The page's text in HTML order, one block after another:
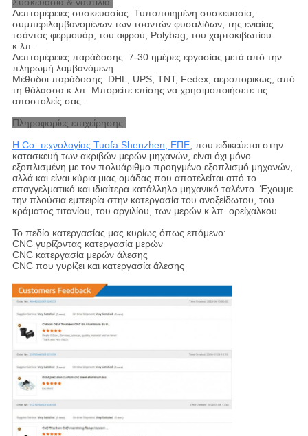
Συσκευασία & ναυτιλία:
Λεπτομέρειες συσκευασίας: Τυποποιημένη συσκευασία,
συμπεριλαμβανομένων των τσαντών φυσαλίδων, της ενιαίας
τσάντας φερμουάρ, του αφρού, Polybag, του χαρτοκιβωτίου
κ.λπ.
Λεπτομέρειες παράδοσης: 7-30 ημέρες εργασίας μετά από την
πληρωμή λαμβανόμενη.
Μέθοδοι παράδοσης: DHL, UPS, TNT, Fedex, αεροπορικώς, από
τη θάλασσα κ.λπ. Μπορείτε επίσης να χρησιμοποιήσετε τις
αποστολείς σας.
Πληροφορίες επιχείρησης:
Η Co. τεχνολογίας Tuofa Shenzhen, ΕΠΕ, που ειδικεύεται στην
κατασκευή των ακριβών μερών μηχανών, είναι όχι μόνο
εξοπλισμένη με τον πολυάριθμο προηγμένο εξοπλισμό μηχανών,
αλλά και είναι κύρια μιας ομάδας που αποτελείται από το
επαγγελματικό και ιδιαίτερα κατάλληλο μηχανικό ταλέντο. Έχουμε
την πλούσια εμπειρία στην κατεργασία του ανοξείδωτου, του
κράματος τιτανίου, του αργιλίου, των μερών κ.λπ. ορείχαλκου.
Το πεδίο κατεργασίας μας κυρίως όπως επόμενο:
CNC γυρίζοντας κατεργασία μερών
CNC κατεργασία μερών άλεσης
CNC που γυρίζει και κατεργασία άλεσης